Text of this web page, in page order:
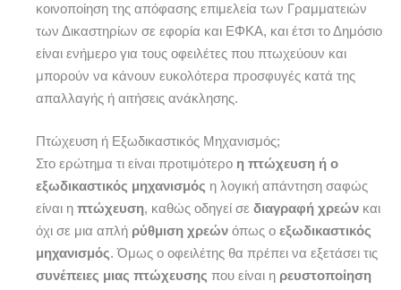
κοινοποίηση της απόφασης επιμελεία των Γραμματειών
των Δικαστηρίων σε εφορία και ΕΦΚΑ, και έτσι το Δημόσιο
είναι ενήμερο για τους οφειλέτες που πτωχεύουν και
μπορούν να κάνουν ευκολότερα προσφυγές κατά της
απαλλαγής ή αιτήσεις ανάκλησης.
Πτώχευση ή Εξωδικαστικός Μηχανισμός;
Στο ερώτημα τι είναι προτιμότερο η πτώχευση ή ο
εξωδικαστικός μηχανισμός η λογική απάντηση σαφώς
είναι η πτώχευση, καθώς οδηγεί σε διαγραφή χρεών και
όχι σε μια απλή ρύθμιση χρεών όπως ο εξωδικαστικός
μηχανισμός. Όμως ο οφειλέτης θα πρέπει να εξετάσει τις
συνέπειες μιας πτώχευσης που είναι η ρευστοποίηση